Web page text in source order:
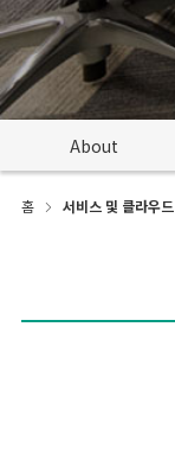
About
홈 서비스 및 클라우드